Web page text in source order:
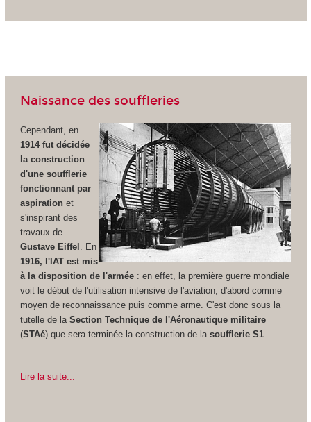
Naissance des souffleries
Cependant, en
1914 fut décidée
la construction
d'une soufflerie
fonctionnant par
aspiration et
s'inspirant des
travaux de
Gustave Eiffel . En
1916, l'IAT est mis
à la disposition de l'armée : en effet, la première guerre mondiale
voit le début de l'utilisation intensive de l'aviation, d'abord comme
moyen de reconnaissance puis comme arme. C'est donc sous la
tutelle de laSection Technique de l'Aéronautique militaire
(STAé) que sera terminée la construction de la soufflerie S1.
Lire la suite...